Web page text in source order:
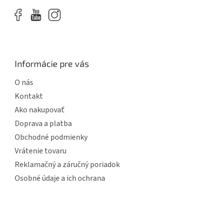
Informácie pre vás
O nás
Kontakt
Ako nakupovať
Doprava a platba
Obchodné podmienky
Vrátenie tovaru
Reklamačný a záručný poriadok
Osobné údaje a ich ochrana